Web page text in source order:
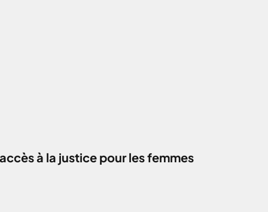
à la justice pour les femmes